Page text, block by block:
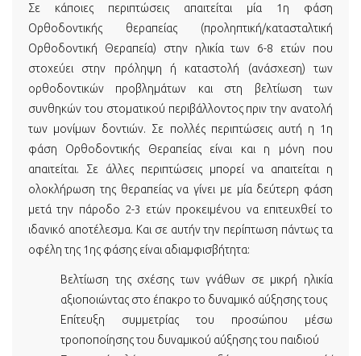
Σε κάποιες περιπτώσεις απαιτείται μία 1η φάση
Ορθοδοντικής θεραπείας (προληπτική/κατασταλτική
Ορθοδοντική Θεραπεία) στην ηλικία των 6-8 ετών που
στοχεύει στην πρόληψη ή καταστολή (ανάσχεση) των
ορθοδοντικών προβλημάτων και στη βελτίωση των
συνθηκών του στοματικού περιβάλλοντος πριν την ανατολή
των μονίμων δοντιών. Σε πολλές περιπτώσεις αυτή η 1η
φάση Ορθοδοντικής Θεραπείας είναι και η μόνη που
απαιτείται. Σε άλλες περιπτώσεις μπορεί να απαιτείται η
ολοκλήρωση της θεραπείας να γίνει με μία δεύτερη φάση
μετά την πάροδο 2-3 ετών προκειμένου να επιτευχθεί το
ιδανικό αποτέλεσμα. Και σε αυτήν την περίπτωση πάντως τα
οφέλη της 1ης φάσης είναι αδιαμφισβήτητα:
Βελτίωση της σχέσης των γνάθων σε μικρή ηλικία
αξιοποιώντας στο έπακρο το δυναμικό αύξησης τους
Επίτευξη συμμετρίας του προσώπου μέσω
τροποποίησης του δυναμικού αύξησης του παιδιού